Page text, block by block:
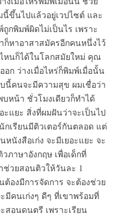
ขึ้นไปแล้วอยู่เวปไซต์ และ
กพิมพ์ผิดไม่เป็นไร เพราะ
ก็หาอาสาสมัครอีกคนหนึ่งไว้
หนก็ได้ในโลกสมัยใหม่ คุณ
ก ว่างเมื่อไหร่ก็พิมพ์เมื่อนั้น
นี้คนจะมีความสุข ผมเชื่อว่า
หน้า ชั่วโมงเดียวก็ทำได้
แยะ สิ่งที่ผมฝันว่าจะเป็นไป
เรียนมีติวเตอร์กันตลอด แต่
หนังสือเก่ง จะมีเยอะแยะ จะ
าษาอังกฤษ เพื่อเด็กที่
ช่วยสอนติวให้วันละ 1
องมีการจัดการ จะต้องช่วย
มีคนเก่งๆ ดีๆ ที่เขาพร้อมที่
สอนดนตรี เพราะเรียน